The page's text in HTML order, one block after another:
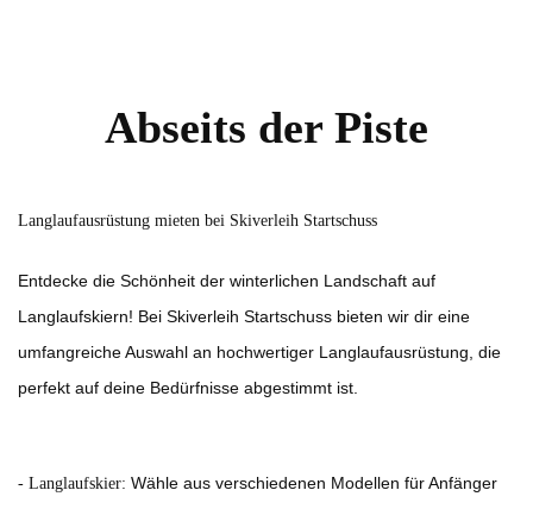
Abseits der Piste
Langlaufausrüstung mieten bei Skiverleih Startschuss
Entdecke die Schönheit der winterlichen Landschaft auf
Langlaufskiern! Bei Skiverleih Startschuss bieten wir dir eine
umfangreiche Auswahl an hochwertiger Langlaufausrüstung, die
perfekt auf deine Bedürfnisse abgestimmt ist.
- Langlaufskier: Wähle aus verschiedenen Modellen für Anfänger